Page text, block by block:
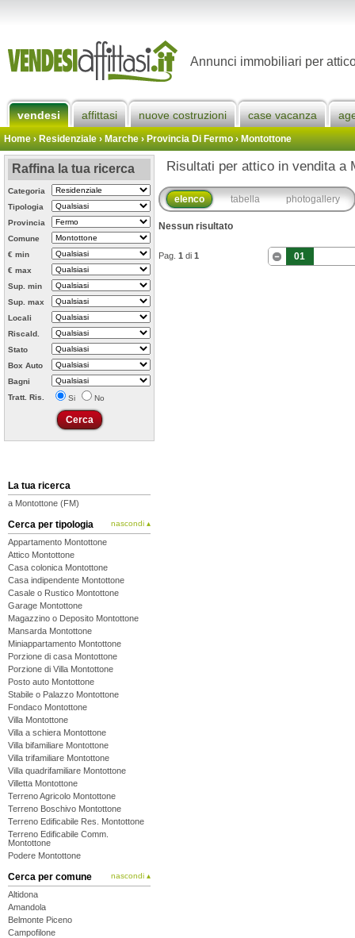
Annunci immobiliari per
vendesi affittasi nuove costruzioni case vacanza
Home› Residenziale › Marche ›Provincia Di Fermo›Montottone
Raffina la tua ricerca
Categoria
Tipologia
Provincia
Comune
€ min
€ max
Sup. min
Sup. max
Locali
Riscald.
Stato
Box Auto
Bagni
Tratt. Ris.
Si No
La tua ricerca
a Montottone (FM)
Cerca per tipologia nascondi ▴
Appartamento Montottone
Attico Montottone
Casa colonica Montottone
Casa indipendente Montottone
Casale o Rustico Montottone
Garage Montottone
Magazzino o Deposito Montottone
Mansarda Montottone
Miniappartamento Montottone
Porzione di casa Montottone
Porzione di Villa Montottone
Posto auto Montottone
Stabile o Palazzo Montottone
Fondaco Montottone
Villa Montottone
Villa a schiera Montottone
Villa bifamiliare Montottone
Villa trifamiliare Montottone
Villa quadrifamiliare Montottone
Villetta Montottone
Terreno Agricolo Montottone
Terreno Boschivo Montottone
Terreno Edificabile Res. Montottone
Terreno Edificabile Comm.
Montottone
Podere Montottone
Cerca per comune nascondi ▴
Altidona
Amandola
Belmonte Piceno
Campofilone
Risultati per attico in vendita a
elenco tabella photogallery
Nessun risultato
Pag. 1 di 1 01